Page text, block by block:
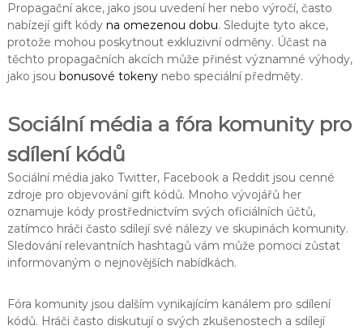
Propagační akce, jako jsou uvedení her nebo výročí, často
nabízejí gift kódy na omezenou dobu. Sledujte tyto akce,
protože mohou poskytnout exkluzivní odměny. Účast na
těchto propagačních akcích může přinést významné výhody,
jako jsou bonusové tokenynebo speciální předměty.
Sociální média a fóra komunity pro
sdílení kódů
Sociální média jako Twitter, Facebook a Reddit jsou cenné
zdroje pro objevování gift kódů. Mnoho vývojářů her
oznamuje kódy prostřednictvím svých oficiálních účtů,
zatímco hráči často sdílejí své nálezy ve skupinách komunity.
Sledování relevantních hashtagů vám může pomoci zůstat
informovaným o nejnovějších nabídkách.
Fóra komunity jsou dalším vynikajícím kanálem pro sdílení
kódů. Hráči často diskutují o svých zkušenostech a sdílejí